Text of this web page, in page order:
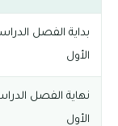
بداية الفصل
الأول
نهاية الفصل
الأول